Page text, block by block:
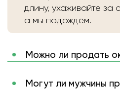
длину, ухаживайте за
а мы подождём.
Можно ли продать
Могут ли мужчины